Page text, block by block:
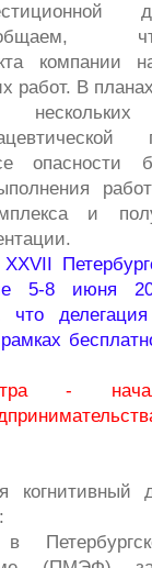
компании
работ. В
опасности
и
5-8 июня
что
-